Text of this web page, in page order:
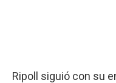
Ripoll siguió con su